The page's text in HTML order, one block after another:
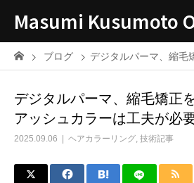
Masumi Kusumoto
ブログ デジタルパーマ、縮毛矯正をしてい
デジタルパーマ、縮毛矯正
アッシュカラーは工夫が必
2025.09.06 ヘアカラーリング, 技術記事